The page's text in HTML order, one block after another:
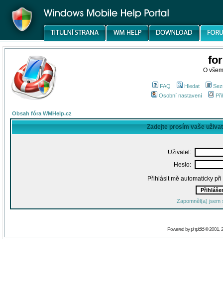
O
FAQ Hledat
Osobní nastavení
Obsah fóra WMHelp.cz
Zadejte prosím vaše
Uživatel:
Heslo:
Přihlásit mě automaticky
Zapomněl(a) jsem
Powered byphpBB© 2001,